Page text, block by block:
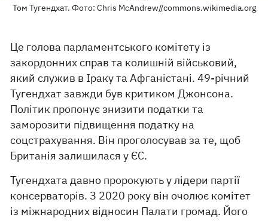
Том Тугендхат. Фото: Chris McAndrew//commons.wikimedia.org
Це голова парламентського комітету із
закордонних справ та колишній військовий,
який служив в Іраку та Афганістані. 49-річний
Тугендхат завжди був критиком Джонсона.
Політик пропонує знизити податки та
заморозити підвищення податку на
соцстрахування. Він проголосував за те, щоб
Британія залишилася у ЄС.
Тугендхата давно пророкують у лідери партії
консерваторів. З 2020 року він очолює комітет
із міжнародних відносин Палати громад. Його